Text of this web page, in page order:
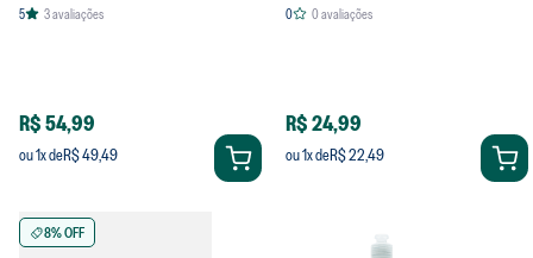
5 3avaliações
R$ 54,99
ou1x deR$ 49,49
0 0avaliações
R$ 24,99
ou1x deR$ 22,49
8% OFF